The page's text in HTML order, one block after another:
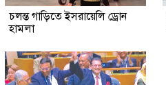
চলন্ত গাড়িতে ইসরায়েলি ড্রোন
হামলা